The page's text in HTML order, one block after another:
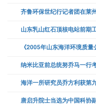
齐鲁环保世纪行记者团在莱
山东乳山红石顶核电站前期
海洋一所研究员乔方利获第
唐启升院士当选为中国科协